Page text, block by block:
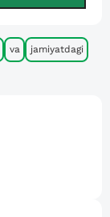
va jamiyatdagi